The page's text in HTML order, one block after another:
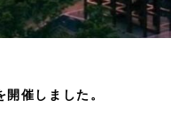
催しました。